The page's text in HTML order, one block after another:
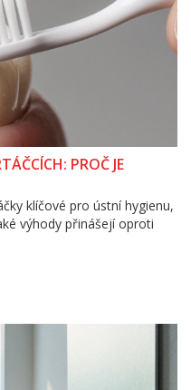
PROČ JE
klíčové pro ústní hygienu,
výhody přinášejí oproti